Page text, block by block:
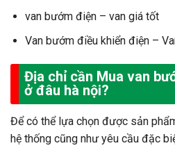
van bướm điện – van giá tốt
Van bướm điều khiển điện –
Địa chỉ cần Mua van
ở đâu hà nội?
Để có thể lựa chọn được sản
hệ thống cũng như yêu cầu đặc